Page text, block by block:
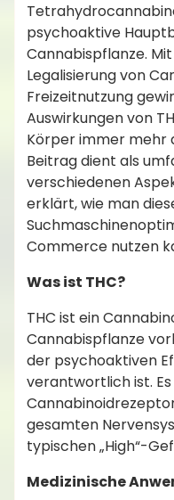
psychoaktive
Cannabispflanze.
Legalisierung von
Freizeitnutzung
Auswirkungen von
Körper immer mehr
Beitrag dient als
verschiedenen
erklärt, wie man
Commerce nutzen
Was ist THC?
THC ist ein
Cannabispflanze
der psychoaktiven
verantwortlich ist.
gesamten
typischen „High“-
Medizinische